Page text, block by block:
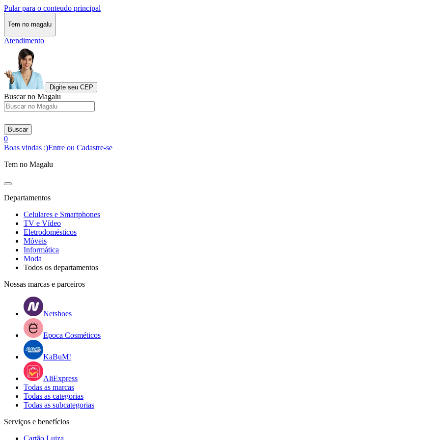
Pular para o conteudo principal
Tem no magalu
Atendimento
Digite seu CEP
Buscar no Magalu
Buscar
0
Boas vindas :)Entre ou Cadastre-se
Tem no Magalu
Departamentos
Celulares e Smartphones
TV e Vídeo
Eletrodomésticos
Móveis
Informática
Moda
Todos os departamentos
Nossas marcas e parceiros
Netshoes
Epoca Cosméticos
KaBuM!
AliExpress
Todas as marcas
Todas as categorias
Todas as subcategorias
Serviços e benefícios
Cartão Luiza